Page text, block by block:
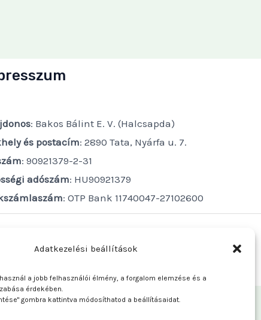
Adatkezelési beállítások
a jobb felhasználói élmény, a forgalom elemzése és a
érdekében.
gombra kattintva módosíthatod a beállításaidat.
: Bakos Bálint E. V. (Halcsapda)
és postacím: 2890 Tata, Nyárfa u. 7.
: 90921379-2-31
adószám: HU90921379
: OTP Bank 11740047-27102600